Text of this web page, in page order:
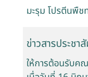
มะรุม โปรตีนพืช
ข่าวสารประชา
ให้การต้อนรับค